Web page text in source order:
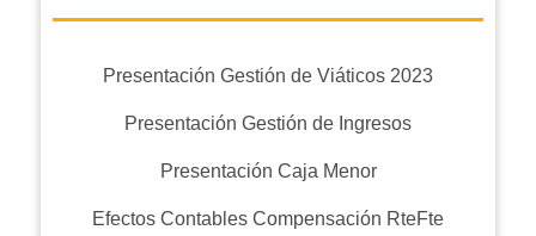
Presentación Gestión de Viáticos 2023
Presentación Gestión de Ingresos
Presentación Caja Menor
Efectos Contables Compensación RteFte